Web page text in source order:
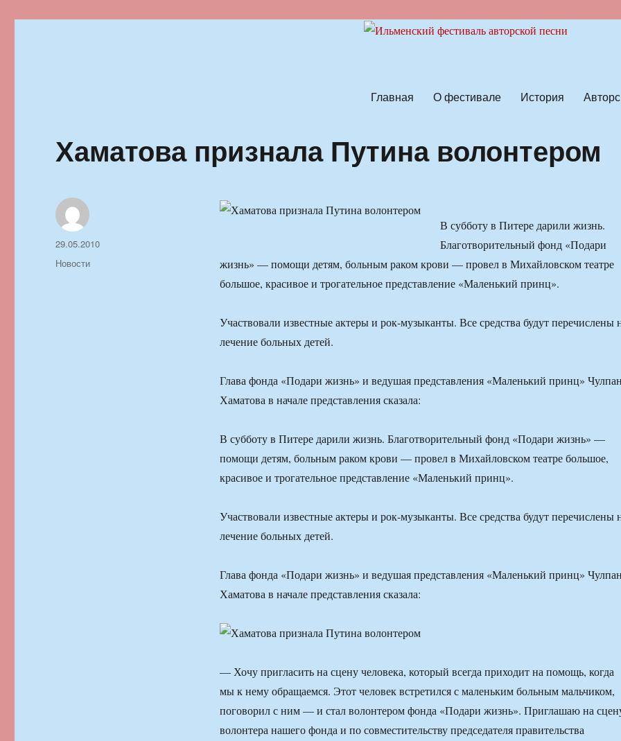
Главная О фестивале История
Хаматова признала Путина волонтером
В субботу в Питере дарили жизнь.
Благотворительный фонд «Подари
жизнь» — помощи детям, больным раком крови — провел в Михайловском театре
большое, красивое и трогательное представление «Маленький принц».
Участвовали известные актеры и рок-музыканты. Все средства будут перечислены
лечение больных детей.
Глава фонда «Подари жизнь» и ведушая представления «Маленький принц»
Хаматова в начале представления сказала:
В субботу в Питере дарили жизнь. Благотворительный фонд «Подари жизнь» —
помощи детям, больным раком крови — провел в Михайловском театре большое,
красивое и трогательное представление «Маленький принц».
Участвовали известные актеры и рок-музыканты. Все средства будут перечислены
лечение больных детей.
Глава фонда «Подари жизнь» и ведушая представления «Маленький принц»
Хаматова в начале представления сказала:
— Хочу пригласить на сцену человека, который всегда приходит на помощь, когда
мы к нему обращаемся. Этот человек встретился с маленьким больным мальчиком,
поговорил с ним — и стал волонтером фонда «Подари жизнь». Приглашаю на
волонтера нашего фонда и по совместительству председателя правительства
Автор
Опубликовано
29.05.2010
Рубрики
Новости